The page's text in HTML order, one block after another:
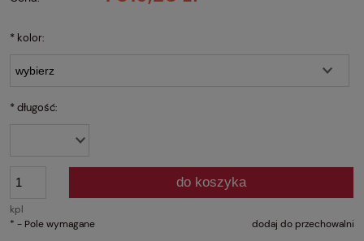
* kolor:
*długość:
kpl
do koszyka
dodaj do przechowalni
* - Pole wymagane